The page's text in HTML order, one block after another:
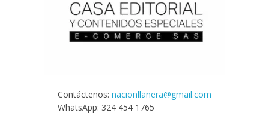
Contáctenos: nacionllanera@gmail.com
WhatsApp: 324 454 1765